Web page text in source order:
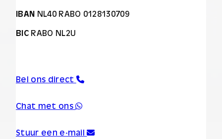
IBAN NL40 RABO 0128130709
BIC RABO NL2U
Bel ons direct
Chat met ons
Stuur een e-mail